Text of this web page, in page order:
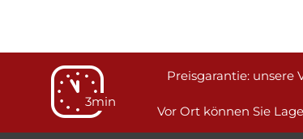
3min
Preisgarantie: unsere
Vor Ort können Sie